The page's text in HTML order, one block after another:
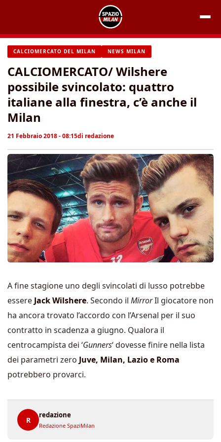
contenuto
CALCIOMERCATO DEL MILAN NEWS MILAN
CALCIOMERCATO/ Wilshere
possibile svincolato: quattro
italiane alla finestra, c’è anche il
Milan
21 Febbraio 2018 - 08:15di redazione
A fine stagione uno degli svincolati di lusso potrebbe
essere Jack Wilshere. Secondo il MirrorIl giocatore non
ha ancora trovato l’accordo con l’Arsenal per il suo
contratto in scadenza a giugno. Qualora il
centrocampista dei ‘Gunners‘ dovesse finire nella lista
dei parametri zero Juve, Milan, Lazio e Roma
potrebbero provarci.
R
redazione
Redazione SpaziMilan